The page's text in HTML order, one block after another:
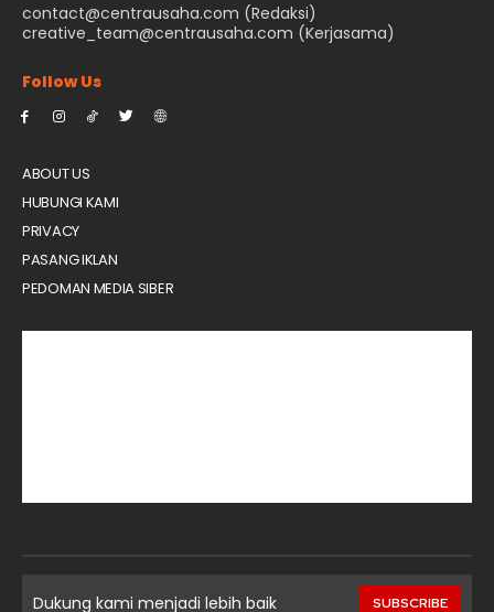
contact@centrausaha.com (Redaksi)
creative_team@centrausaha.com (Kerjasama)
Follow Us
ABOUT US
HUBUNGI KAMI
PRIVACY
PASANG IKLAN
PEDOMAN MEDIA SIBER
Dukung kami menjadi lebih baik SUBSCRIBE